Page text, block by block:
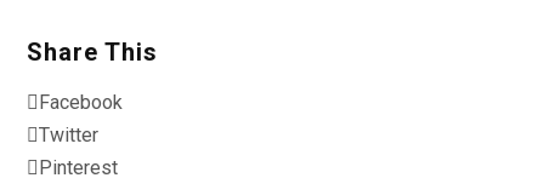
Share This
Facebook
Twitter
Pinterest